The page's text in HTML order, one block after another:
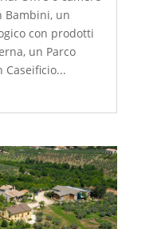
Bambini, un
con prodotti
un Parco
Caseificio...